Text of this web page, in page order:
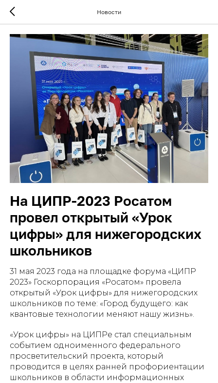
Новости
На ЦИПР-2023 Росатом
провел открытый «Урок
цифры» для нижегородских
школьников
31 мая 2023 года на площадке форума «ЦИПР
2023» Госкорпорация «Росатом» провела
открытый «Урок цифры» для нижегородских
школьников по теме: «Город будущего: как
квантовые технологии меняют нашу жизнь».
«Урок цифры» на ЦИПРе стал специальным
событием одноименного федерального
просветительский проекта, который
проводится в целях ранней профориентации
школьников в области информационных